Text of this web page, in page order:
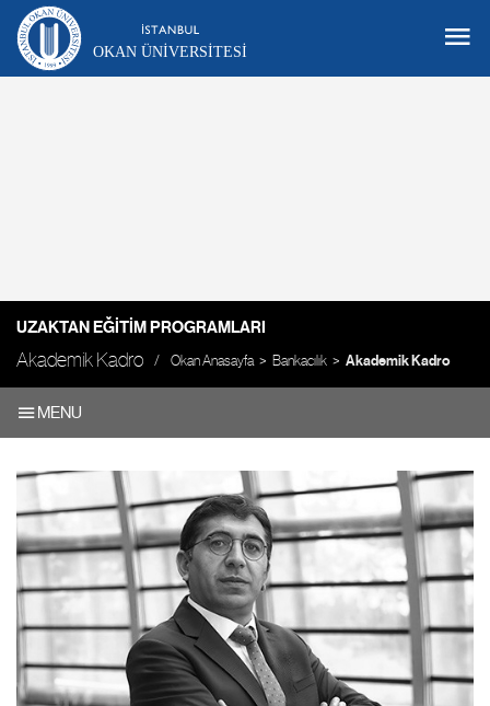
OKAN ÜNIVERSITESI
UZAKTAN EĞITIM PROGRAMLARI
Akademik Kadro Okan Anasayfa Bankacılık Akademik Kadro
MENU